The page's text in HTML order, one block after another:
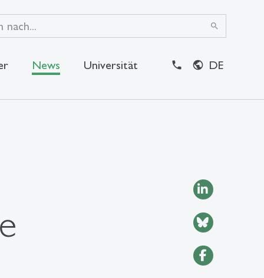
search
News Universität DE